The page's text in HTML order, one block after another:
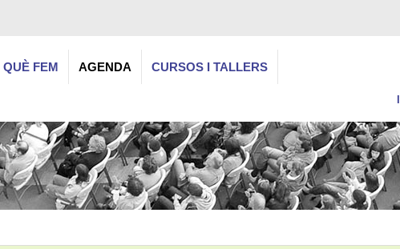
QUÈ FEM AGENDA CURSOS I TALLERS